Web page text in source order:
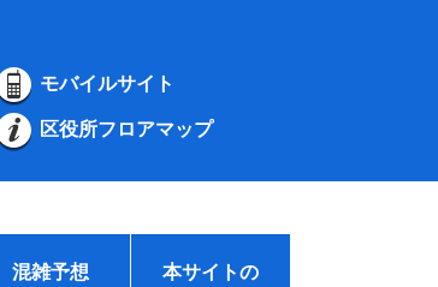
モバイルサイト
区役所フロアマップ
混雑予想
本サイトの